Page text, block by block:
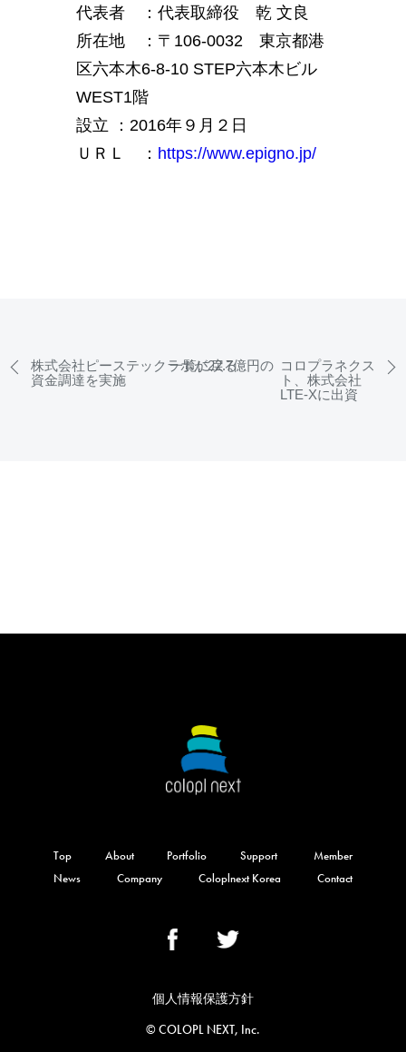
代表者 ：代表取締役 乾 文良
所在地 ：〒106-0032 東京都港
区六本木6-8-10 STEP六本木ビル
WEST1階
設立 ：2016年９月２日
ＵＲＬ ： https://www.epigno.jp/
株式会社ピーステックラボが22.7億円の
資金調達を実施
一覧に戻る
コロプラネクス
ト、株式会社
LTE-Xに出資
Top About Portfolio Support
Member
News
Company Coloplnext Korea Contact
個人情報保護方針
©︎ COLOPL NEXT, Inc.